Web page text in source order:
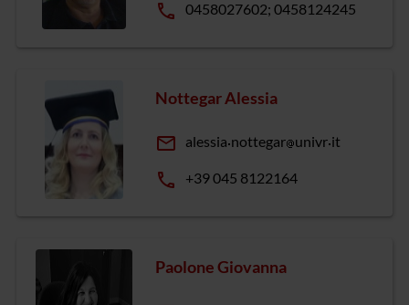
phone 0458027602; 0458124245
Nottegar Alessia
email alessia nottegar univr it
phone +39 045 8122164
Paolone Giovanna